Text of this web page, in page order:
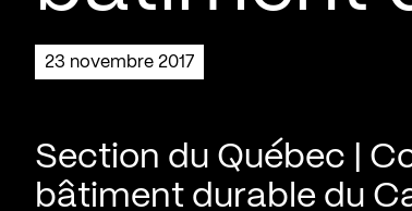
23 novembre 2017
Section du Québec |
bâtiment durable du